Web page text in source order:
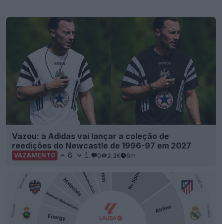
Vazou: a Adidas vai lançar a coleção de
reedições do Newcastle de 1996-97 em 2027
VAZAMENTO 1 6m
Fabricantes de camisas da La Liga 26-27: a Nike
assume o primeiro lugar, 10 marcas partilham os
20 clubes